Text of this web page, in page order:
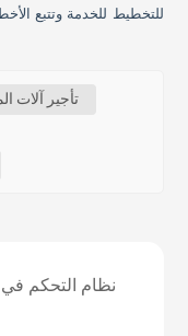
للتخطيط للخدمة وتتبع
تأجير آلات
نظام التحكم